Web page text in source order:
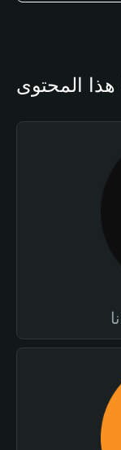
المحتوى